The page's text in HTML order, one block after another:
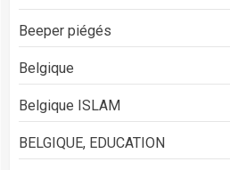
Beeper piégés
Belgique
Belgique ISLAM
BELGIQUE, EDUCATION